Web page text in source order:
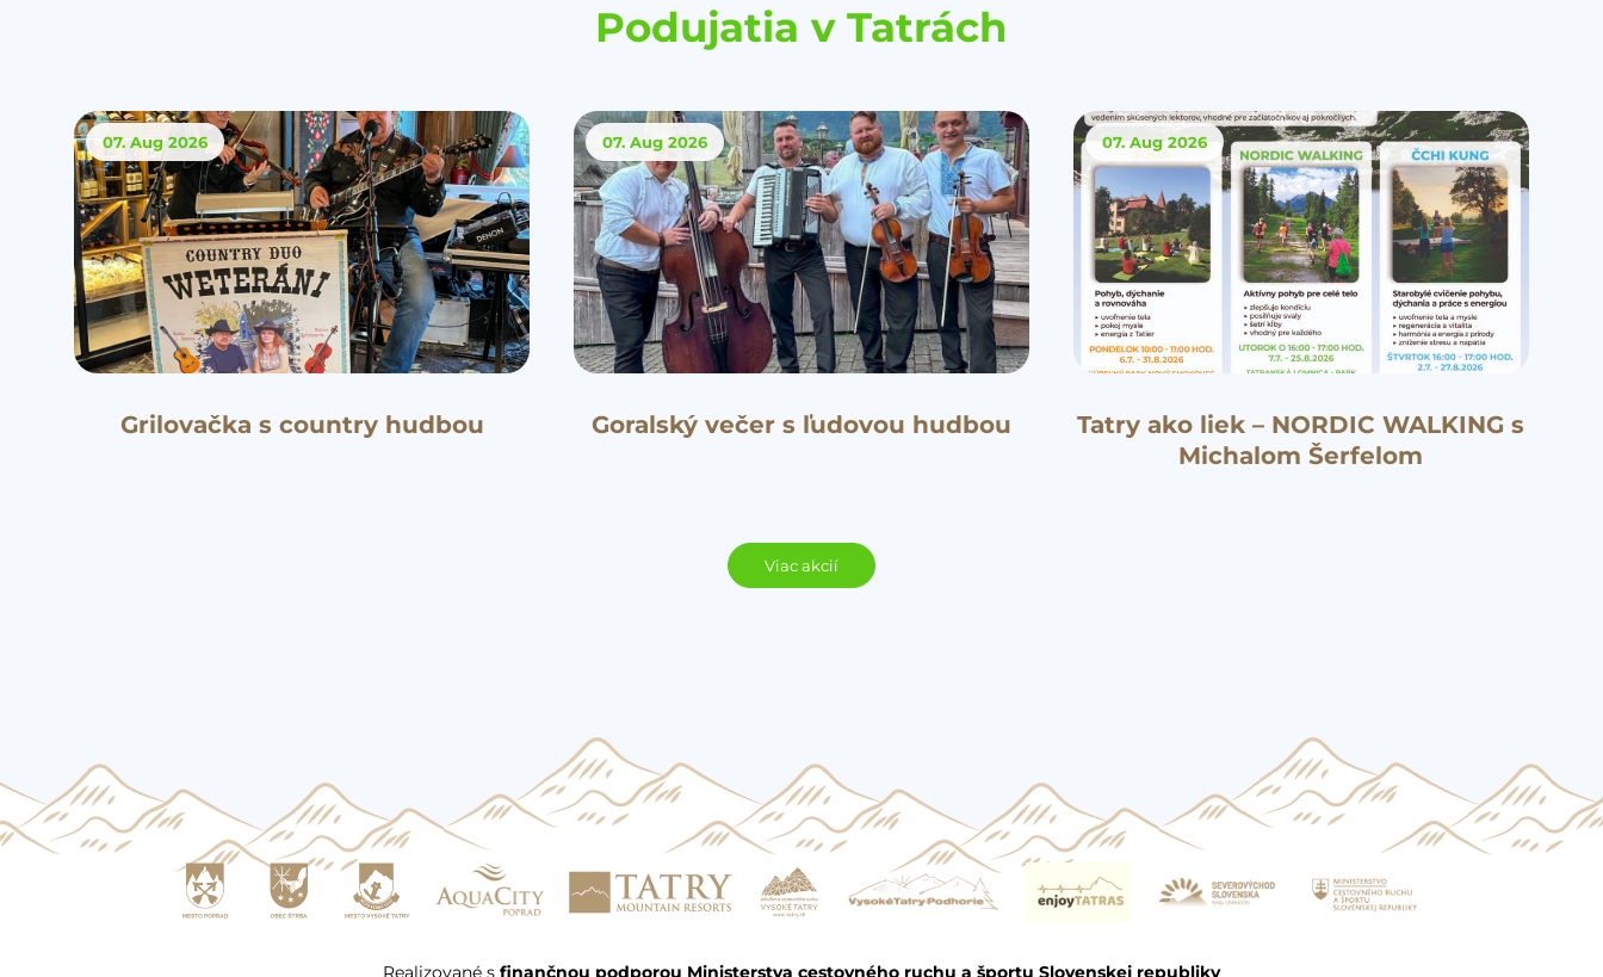
Podujatia v Tatrách
07. Aug 2026
Grilovačka s country hudbou
07. Aug2026
Goralský večer s ľudovou hudbou
07. Aug2026
Tatry ako liek – NORDIC WALKING s
Michalom Šerfelom
Viac akcií
Realizované s finančnou podporou Ministerstva cestovného ruchu a športu Slovenskej republiky